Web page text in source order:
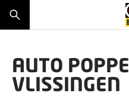
AUTO POPPE
VLISSINGEN